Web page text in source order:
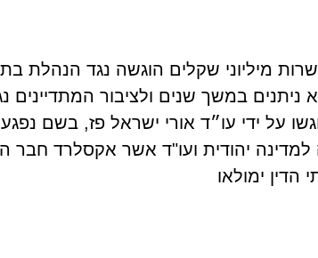
מיליוני שקלים הוגשה נגד הנהלת
דין לא ניתנים במשך שנים ולציבור
על ידי עו״ד אורי ישראל פז, בשם
יהודית ועו"ד אשר אקסלרד חבר
ימולאו